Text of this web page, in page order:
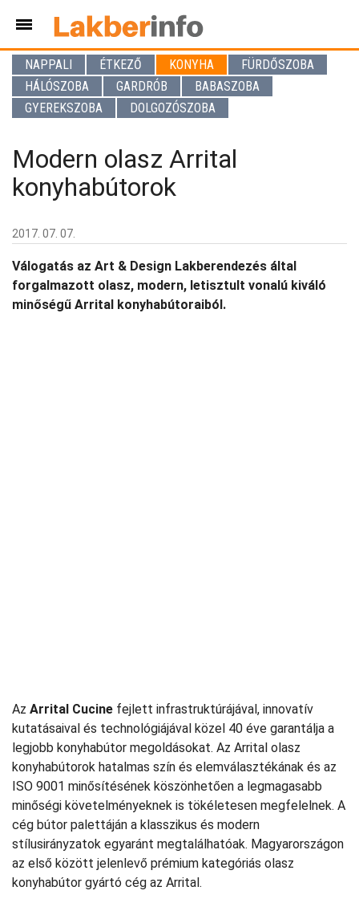
NAPPALI ÉTKEZŐ KONYHA
FÜRDŐSZOBA
HÁLÓSZOBA
GARDRÓB
BABASZOBA
GYEREKSZOBA
DOLGOZÓSZOBA
Modern olasz Arrital
konyhabútorok
2017. 07. 07.
Válogatás az Art & Design Lakberendezés által
forgalmazott olasz, modern, letisztult vonalú kiváló
minőségű Arrital konyhabútoraiból.
Az Arrital Cucine fejlett infrastruktúrájával, innovatív
kutatásaival és technológiájával közel 40 éve garantálja a
legjobb konyhabútor megoldásokat. Az Arrital olasz
konyhabútorok hatalmas szín és elemválasztékának és az
ISO 9001 minősítésének köszönhetően a legmagasabb
minőségi követelményeknek is tökéletesen megfelelnek. A
cég bútor palettáján a klasszikus és modern
stílusirányzatok egyaránt megtalálhatóak. Magyarországon
az első között jelenlevő prémium kategóriás olasz
konyhabútor gyártó cég az Arrital.